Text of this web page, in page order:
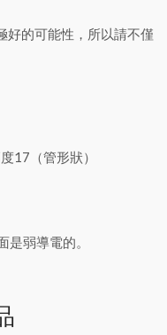
好的可能性，所以請不僅
17（管形狀）
弱導電的。